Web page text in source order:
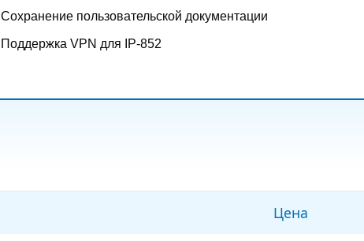
Сохранение пользовательской документации
Поддержка VPN для IP-852
Цена